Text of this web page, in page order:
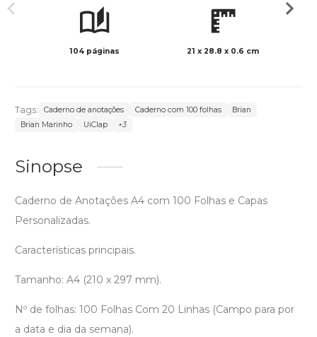
104 páginas 21 x 28.8 x 0.6 cm
Tags: Caderno de anotações Caderno com 100 folhas
Brian
Brian Marinho
UiClap +3
Sinopse
Caderno de Anotações A4 com 100 Folhas e Capas
Personalizadas.
Características principais.
Tamanho: A4 (210 x 297 mm).
Nº de folhas: 100 Folhas Com 20 Linhas (Campo para por
a data e dia da semana).